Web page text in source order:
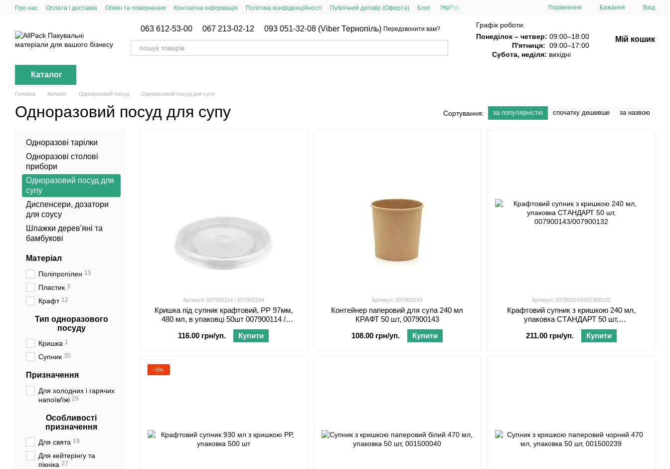
Перейти до основного контенту
Про нас Оплата і доставка Обмін та повернення Контактна інформація Політика конфіденційності Публічний договір (Оферта) Блог УкрРус Порівняння Бажання Вхід
063 612-53-00 067 213-02-12 093 051-32-08 (Viber Тернопіль) Передзвонити вам?
Графік роботи:
Понеділок – четвер: 09:00–18:00
П'ятниця: 09:00–17:00
Субота, неділя: вихідні
Мій кошик
Каталог
Головна Каталог Одноразовий посуд Одноразовий посуд для супу
Одноразовий посуд для супу Сортування: за популярністю спочатку дешевше за назвою
Артикул: 007900114 / 007900164
Кришка під супник крафтовий, PP 97мм,
480 мл, в упаковці 50шт 007900114 /
007900164
116.00 грн/уп.
Купити
Артикул: 007900143
Контейнер паперовий для супа 240 мл
КРАФТ 50 шт, 007900143
108.00 грн/уп.
Купити
Артикул: 007900143/007900132
Крафтовий супник з кришкою 240 мл,
упаковка СТАНДАРТ 50 шт,
007900143/007900132
211.00 грн/уп.
Купити
−5%
Одноразові тарілки
Одноразові столові
прибори
Одноразовий посуд для
супу
Диспенсери, дозатори
для соусу
Шпажки дерев'яні та
бамбукові
Матеріал
Поліпропілен 15
Пластик 3
Крафт 12
Тип одноразового
посуду
Кришка 1
Супник 30
Призначення
Для холодних і гарячих
напоїв/їжі 29
Особливості
призначення
Для свята 19
Для кейтерінгу та
пікніка 27